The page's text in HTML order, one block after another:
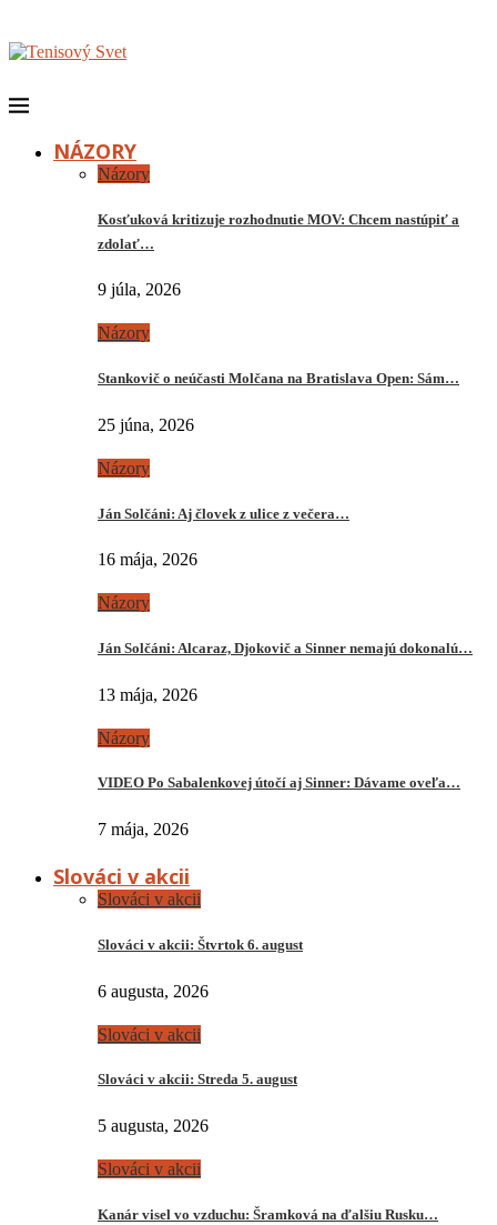
NÁZORY
Názory
Kosťuková kritizuje rozhodnutie MOV: Chcem nastúpiť a
zdolať…
9 júla, 2026
Názory
Stankovič o neúčasti Molčana na Bratislava Open: Sám…
25 júna, 2026
Názory
Ján Solčáni: Aj človek z ulice z večera…
16 mája, 2026
Názory
Ján Solčáni: Alcaraz, Djokovič a Sinner nemajú dokonalú…
13 mája, 2026
Názory
VIDEO Po Sabalenkovej útočí aj Sinner: Dávame oveľa…
7 mája, 2026
Slováci v akcii
Slováci v akcii
Slováci v akcii: Štvrtok 6. august
6 augusta, 2026
Slováci v akcii
Slováci v akcii: Streda 5. august
5 augusta, 2026
Slováci v akcii
Kanár visel vo vzduchu: Šramková na ďalšiu Rusku…